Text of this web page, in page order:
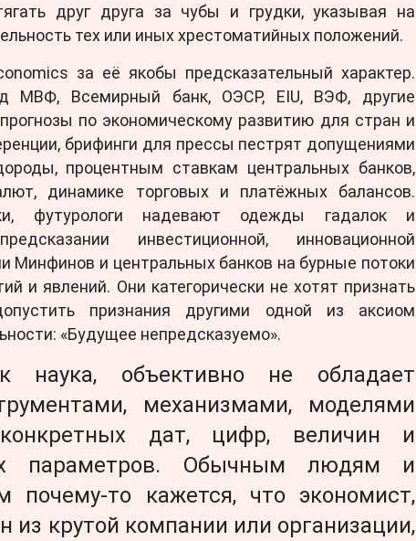
друг друга за чубы и грудки, указывая на
тех или иных хрестоматийных положений.
за её якобы предсказательный характер.
МВФ, Всемирный банк, ОЭСР, EIU, ВЭФ, другие
по экономическому развитию для стран и
брифинги для прессы пестрят допущениями
процентным ставкам центральных банков,
динамике торговых и платёжных балансов.
футурологи надевают одежды гадалок и
инвестиционной, инновационной
Минфинов и центральных банков на бурные потоки
и явлений. Они категорически не хотят признать
признания другими одной из аксиом
«Будущее непредсказуемо».
наука, объективно не обладает
механизмами, моделями
конкретных дат, цифр, величин и
параметров. Обычным людям и
почему-то кажется, что экономист,
из крутой компании или организации,